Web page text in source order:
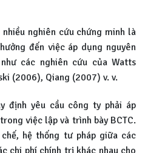
nghiên cứu chứng minh là
đến việc áp dụng nguyên
các nghiên cứu của Watts
(2006), Qiang (2007) v. v.
định yêu cầu công ty phải áp
việc lập và trình bày BCTC.
hệ thống tư pháp giữa các